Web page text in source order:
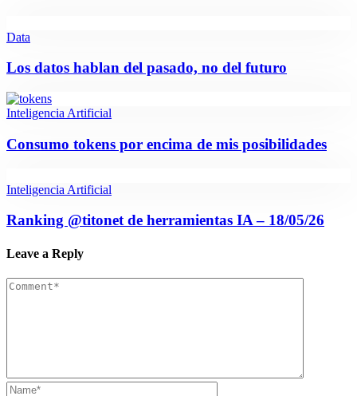
Data
Los datos hablan del pasado, no del futuro
Inteligencia Artificial
Consumo tokens por encima de mis posibilidades
Inteligencia Artificial
Ranking @titonet de herramientas IA – 18/05/26
Leave a Reply